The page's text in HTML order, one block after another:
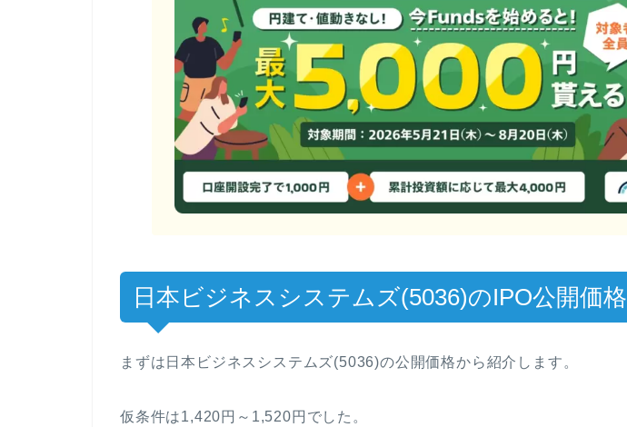
日本ビジネスシステムズ(5036)のIPO公開価格
まずは日本ビジネスシステムズ(5036)の公開価格から紹介します。
仮条件は1,420円～1,520円でした。